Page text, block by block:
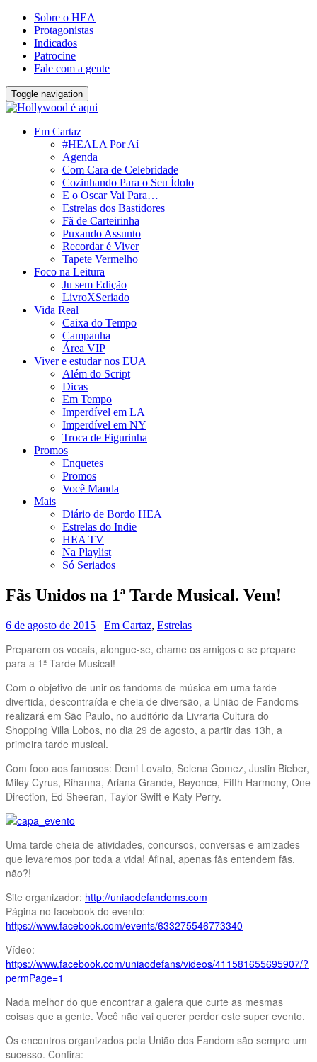
Sobre o HEA
Protagonistas
Indicados
Patrocine
Fale com a gente
Toggle navigation
Em Cartaz
#HEALA Por Aí
Agenda
Com Cara de Celebridade
Cozinhando Para o Seu Ídolo
E o Oscar Vai Para…
Estrelas dos Bastidores
Fã de Carteirinha
Puxando Assunto
Recordar é Viver
Tapete Vermelho
Foco na Leitura
Ju sem Edição
LivroXSeriado
Vida Real
Caixa do Tempo
Campanha
Área VIP
Viver e estudar nos EUA
Além do Script
Dicas
Em Tempo
Imperdível em LA
Imperdível em NY
Troca de Figurinha
Promos
Enquetes
Promos
Você Manda
Mais
Diário de Bordo HEA
Estrelas do Indie
HEA TV
Na Playlist
Só Seriados
Fãs Unidos na 1ª Tarde Musical. Vem!
6 de agosto de 2015 Em Cartaz, Estrelas
Preparem os vocais, alongue-se, chame os amigos e se prepare
para a 1ª Tarde Musical!
Com o objetivo de unir os fandoms de música em uma tarde
divertida, descontraída e cheia de diversão, a União de Fandoms
realizará em São Paulo, no auditório da Livraria Cultura do
Shopping Villa Lobos, no dia 29 de agosto, a partir das 13h, a
primeira tarde musical.
Com foco aos famosos: Demi Lovato, Selena Gomez, Justin Bieber,
Miley Cyrus, Rihanna, Ariana Grande, Beyonce, Fifth Harmony, One
Direction, Ed Sheeran, Taylor Swift e Katy Perry.
Uma tarde cheia de atividades, concursos, conversas e amizades
que levaremos por toda a vida! Afinal, apenas fãs entendem fãs,
não?!
Site organizador: http://uniaodefandoms.com
Página no facebook do evento:
https://www.facebook.com/events/633275546773340
Vídeo:
https://www.facebook.com/uniaodefans/videos/411581655695907/?
permPage=1
Nada melhor do que encontrar a galera que curte as mesmas
coisas que a gente. Você não vai querer perder este super evento.
Os encontros organizados pela União dos Fandom são sempre um
sucesso. Confira: